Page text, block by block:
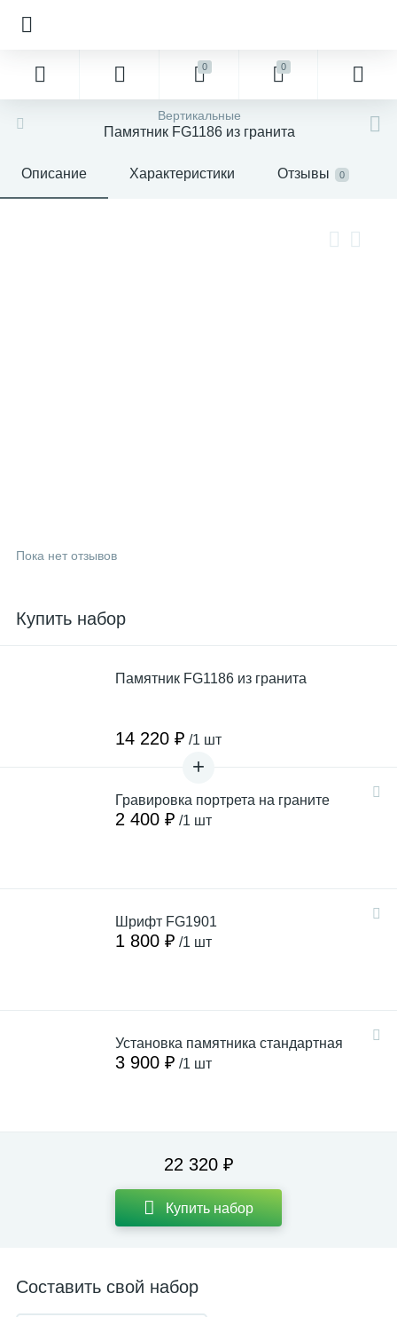
0 0
Вертикальные
Памятник FG1186 из гранита
Описание Характеристики Отзывы 0
Пока нет отзывов
Купить набор
Памятник FG1186 из гранита
14 220 ₽ /1 шт
Гравировка портрета на граните
2 400 ₽ /1 шт
Шрифт FG1901
1 800 ₽ /1 шт
Установка памятника стандартная
3 900 ₽ /1 шт
22 320 ₽
Купить набор
Составить свой набор